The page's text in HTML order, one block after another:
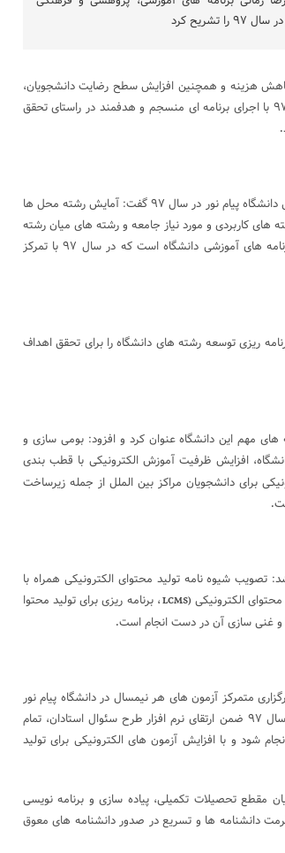
تشریح کرد
هزینه و همچنین افزایش سطح رضایت دانشجویان،
کارکنان و اعضای هیات علمی گفت: دانشگاه پیام نور در سال ۹۷ با اجرای برنامه ای منسجم و هدفمند در راستای تحقق
.
رئیس دانشگاه پیام نور با اشاره به مهمترین برنامه های آموزشی دانشگاه پیام نور در سال ۹۷ گفت: آمایش رشته محل ها
کاربردی و مورد نیاز جامعه و رشته های میان رشته
ای منطبق با ماموریت های دانشگاه قطعا یکی از مهمترین برنامه های آموزشی دانشگاه است که در سال ۹۷ با تمرکز
ریزی توسعه رشته های دانشگاه را برای تحقق اهداف
مهم این دانشگاه عنوان کرد و افزود: بومی سازی و
افزایش ظرفیت آموزش الکترونیکی با قطب بندی
برای دانشجویان مراکز بین الملل از جمله زیرساخت
.
تصویب شیوه نامه تولید محتوای الکترونیکی همراه با
محتوای الکترونیکیLCMS)، برنامه ریزی برای تولید محتوا
و غنی سازی آن در دست انجام است.
متمرکز آزمون های هر نیمسال در دانشگاه پیام نور
ویژگی منحصر به فرد این دانشگاه است که تصمیم داریم در سال ۹۷ ضمن ارتقای نرم افزار طرح سئوال استادان، تمام
شود و با افزایش آزمون های الکترونیکی برای تولید
مقطع تحصیلات تکمیلی، پیاده سازی و برنامه نویسی
دانشنامه ها و تسریع در صدور دانشنامه های معوق